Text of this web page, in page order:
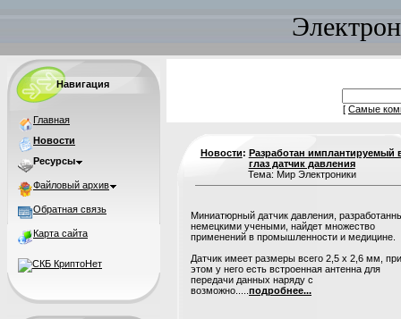
Навигация
Главная
Новости
Ресурсы
Файловый архив
Обратная связь
Карта сайта
[ Самые
Новости: Разработан имплантируемый
глаз датчик давления
Тема: Мир Электроники
Миниатюрный датчик давления,
немецкими учеными, найдет множество
применений в промышленности и медицине.
Датчик имеет размеры всего 2,5 х 2,6 мм, при
этом у него есть встроенная антенна для
передачи данных наряду с
возможно..... подробнее...